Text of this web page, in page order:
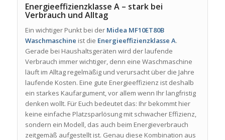
Energieeffizienzklasse A – stark bei
Verbrauch und Alltag
Ein wichtiger Punkt bei der Midea MF10ET80B
Waschmaschine ist die Energieeffizienzklasse A.
Gerade bei Haushaltsgeräten wird der laufende
Verbrauch immer wichtiger, denn eine Waschmaschine
läuft im Alltag regelmäßig und verursacht über die Jahre
laufende Kosten. Eine gute Energieeffizienz ist deshalb
ein starkes Kaufargument, vor allem wenn Ihr langfristig
denken wollt. Für Euch bedeutet das: Ihr bekommt hier
keine einfache Platzsparlösung mit schwacher Effizienz,
sondern ein Modell, das auch beim Energieverbrauch
zeitgemäß aufgestellt ist. Genau diese Kombination aus